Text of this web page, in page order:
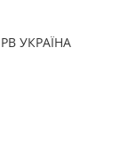
УКРАЇНА